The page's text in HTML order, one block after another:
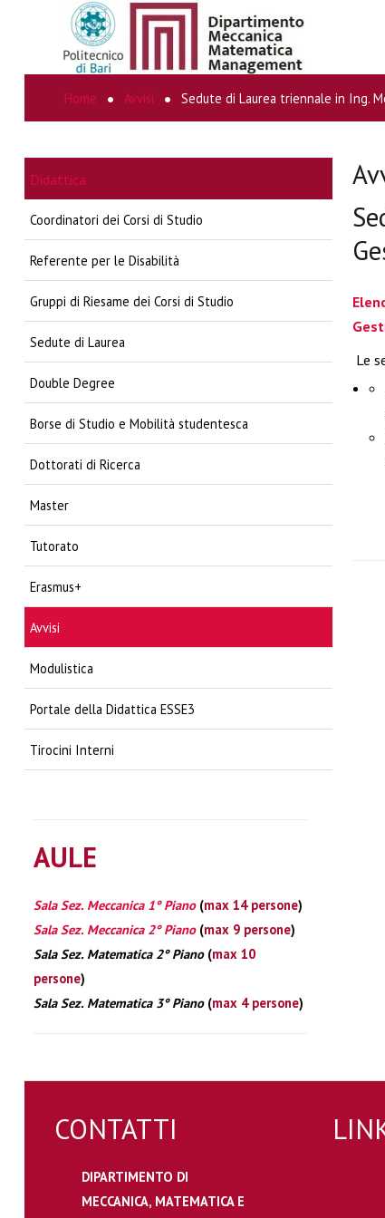
CERCA...
Home Avvisi Sedute di Laurea triennale in Ing.
Le
Didattica
Coordinatori dei Corsi di Studio
Referente per le Disabilità
Gruppi di Riesame dei Corsi di Studio
Sedute di Laurea
Double Degree
Borse di Studio e Mobilità studentesca
Dottorati di Ricerca
Master
Tutorato
Erasmus+
Avvisi
Modulistica
Portale della Didattica ESSE3
Tirocini Interni
AULE
Sala Sez. Meccanica 1° Piano(max 14 persone)
Sala Sez. Meccanica 2° Piano(max 9 persone)
Sala Sez. Matematica 2° Piano(max 10
persone)
Sala Sez. Matematica 3° Piano(max 4 persone)
CONTATTI
DIPARTIMENTO DI
MECCANICA, MATEMATICA E